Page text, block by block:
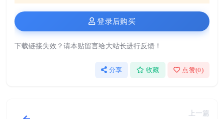
登录后购买
下载链接失效？请本贴留言给大站长进行反馈！
分享 收藏 点赞(0)
上一篇